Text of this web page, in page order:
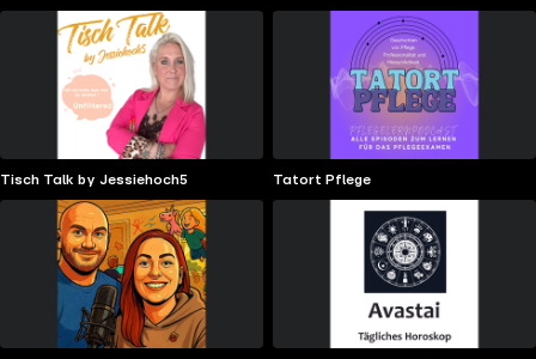
Tisch Talk by Jessiehoch5 Tatort Pflege